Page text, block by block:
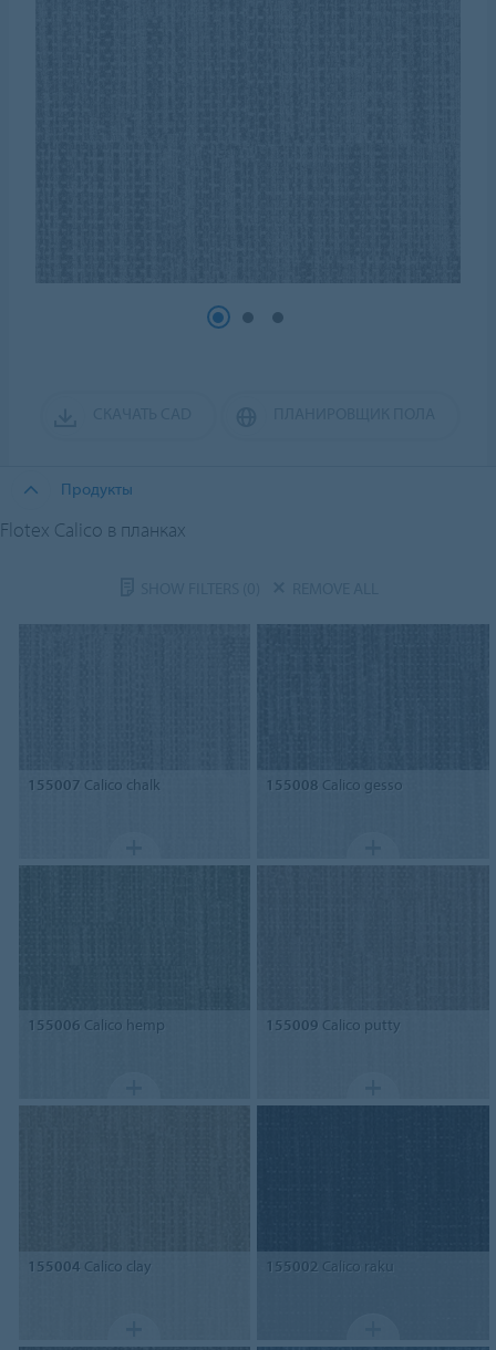
Продукты
Flotex Calico в планках
155007 Calico chalk 155008 Calico gesso
155006 Calico hemp 155009 Calico putty
155004 Calico clay 155002 Calico raku